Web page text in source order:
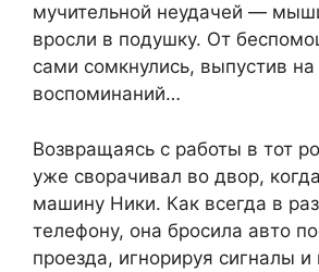
мучительной неудачей —
вросли в подушку. От
сами сомкнулись, выпустив
воспоминаний…
Возвращаясь с работы в тот
уже сворачивал во двор,
машину Ники. Как всегда в
телефону, она бросила авто
проезда, игнорируя сигналы и